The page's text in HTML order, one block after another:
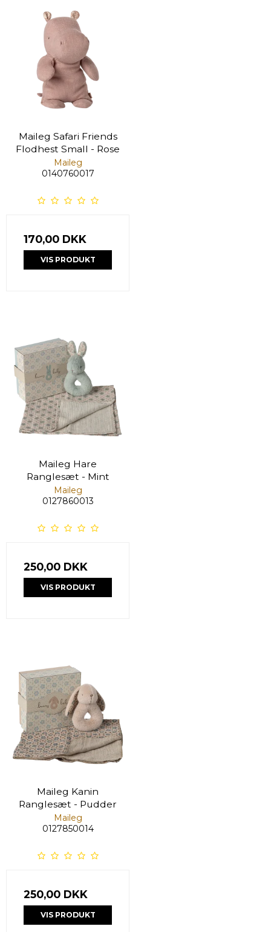
Maileg Safari Friends
Flodhest Small - Rose
Maileg
0140760017
170,00 DKK
VIS PRODUKT
Maileg Hare
Ranglesæt - Mint
Maileg
0127860013
250,00 DKK
VIS PRODUKT
Maileg Kanin
Ranglesæt - Pudder
Maileg
0127850014
250,00 DKK
VIS PRODUKT